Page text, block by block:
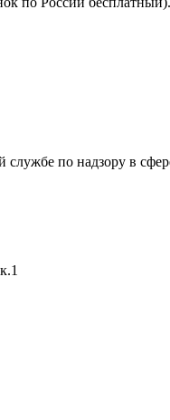
по надзору в